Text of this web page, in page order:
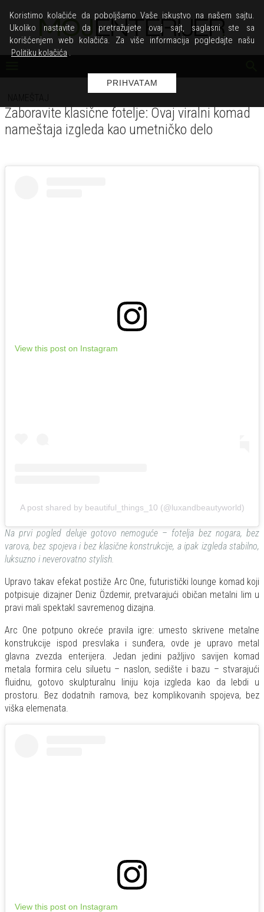
Zaboravite klasične fotelje: Ovaj viralni komad
nameštaja izgleda kao umetničko delo
View this post on Instagram
A post shared by beautiful_things_10 (@luxandbeautyworld)
Na prvi pogled deluje gotovo nemoguće – fotelja bez nogara, bez
varova, bez spojeva i bez klasične konstrukcije, a ipak izgleda stabilno,
luksuzno i neverovatno stylish.
Upravo takav efekat postiže Arc One, futuristički lounge komad koji
potpisuje dizajner Deniz Özdemir, pretvarajući običan metalni lim u
pravi mali spektakl savremenog dizajna.
Arc One potpuno okreće pravila igre: umesto skrivene metalne
konstrukcije ispod presvlaka i sunđera, ovde je upravo metal
glavna zvezda enterijera. Jedan jedini pažljivo savijen komad
metala formira celu siluetu – naslon, sedište i bazu – stvarajući
fluidnu, gotovo skulpturalnu liniju koja izgleda kao da lebdi u
prostoru. Bez dodatnih ramova, bez komplikovanih spojeva, bez
viška elemenata.
View this post on Instagram
Koristimo kolačiće da poboljšamo Vaše iskustvo na našem sajtu.
Ukoliko nastavite da pretražujete ovaj sajt, saglasni ste sa
korišćenjem web kolačića. Za više informacija pogledajte našu
Politiku kolačića .
PRIHVATAM